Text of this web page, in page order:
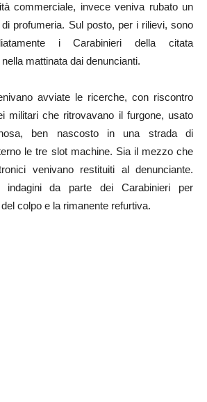
commerciale, invece veniva rubato un
profumeria. Sul posto, per i rilievi, sono
i Carabinieri della citata
mattinata dai denuncianti.
avviate le ricerche, con riscontro
militari che ritrovavano il furgone, usato
ben nascosto in una strada di
le tre slot machine. Sia il mezzo che
venivano restituiti al denunciante.
da parte dei Carabinieri per
colpo e la rimanente refurtiva.